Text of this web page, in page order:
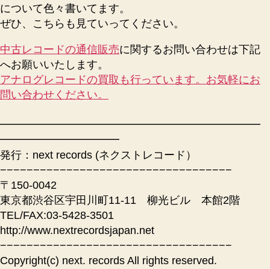
について色々書いてます。
ぜひ、こちらも見ていってください。
中古レコードの通信販売に関するお問い合わせは下記
へお願いいたします。
アナログレコードの買取も行っています。お気軽にお
問い合わせください。
━━━━━━━━━━━━━━━━━━━━━━━━
━━━━━━━━━━━
発行：next records (ネクストレコード）
−−−−−−−−−−−−−−−−−−−−−−−−−−−−−−−−−−−
〒150-0042
東京都渋谷区宇田川町11-11 柳光ビル 本館2階
TEL/FAX:03-5428-3501
http://www.nextrecordsjapan.net
−−−−−−−−−−−−−−−−−−−−−−−−−−−−−−−−−−−
Copyright(c) next. records All rights reserved.